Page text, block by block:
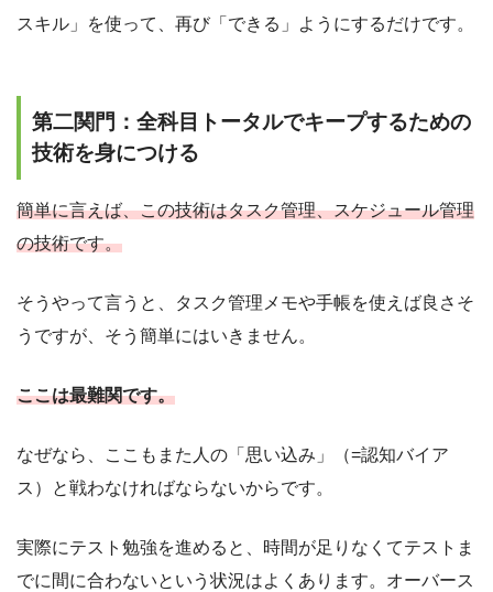
スキル」を使って、再び「できる」ようにするだけです。
第二関門：全科目トータルでキープするための
技術を身につける
簡単に言えば、この技術はタスク管理、スケジュール管理
の技術です。
そうやって言うと、タスク管理メモや手帳を使えば良さそ
うですが、そう簡単にはいきません。
ここは最難関です。
なぜなら、ここもまた人の「思い込み」（=認知バイア
ス）と戦わなければならないからです。
実際にテスト勉強を進めると、時間が足りなくてテストま
でに間に合わないという状況はよくあります。オーバース